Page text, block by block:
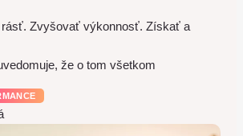
rásť. Zvyšovať výkonnosť. Získať a
že o tom všetkom